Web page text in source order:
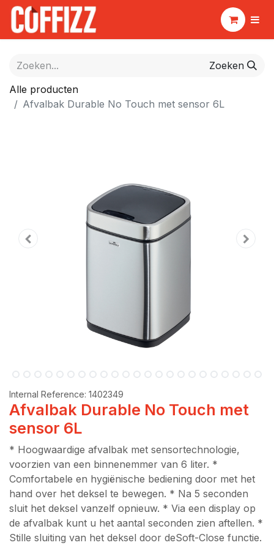
Zoeken
Alle producten
Afvalbak Durable No Touch met sensor 6L
Internal Reference: 1402349
Afvalbak Durable No Touch met
sensor 6L
* Hoogwaardige afvalbak met sensortechnologie,
voorzien van een binnenemmer van 6 liter. *
Comfortabele en hygiënische bediening door met het
hand over het deksel te bewegen. * Na 5 seconden
sluit het deksel vanzelf opnieuw. * Via een display op
de afvalbak kunt u het aantal seconden zien aftellen. *
Stille sluiting van het deksel door deSoft-Close functie.